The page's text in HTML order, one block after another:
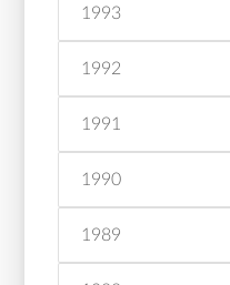
1993
1992
1991
1990
1989